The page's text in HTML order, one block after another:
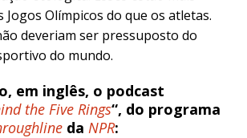
Olímpicos do que os atletas.
deveriam ser pressuposto do
do mundo.
em inglês, o podcast
the Five Rings“, do programa
da NPR: